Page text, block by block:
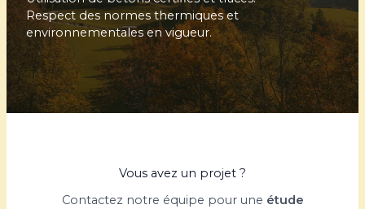
Respect des normes thermiques et
environnementales en vigueur.
Vous avez un projet ?
Contactez notre équipe pour une étude